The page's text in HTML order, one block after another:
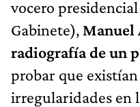
vocero
Gabinete), Manuel
radiografía de un
probar que
irregularidades en